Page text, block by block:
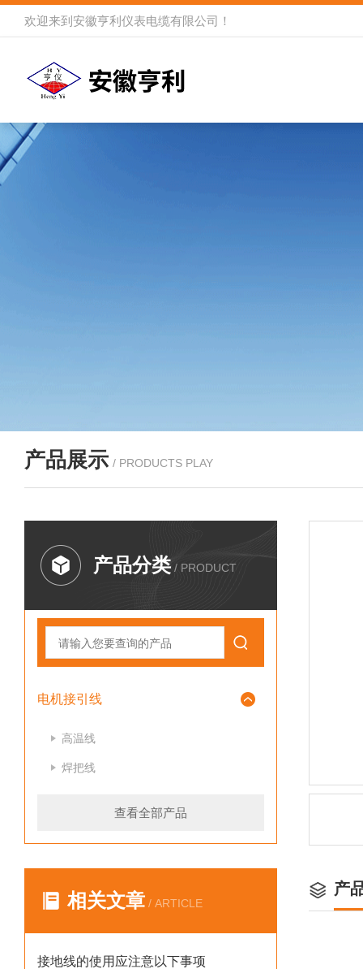
欢迎来到 安徽亨利仪表电缆有限公司 ！
产品展示 / PRODUCTS PLAY
产品分类 / PRODUCT
电机接引线
高温线
焊把线
查看全部产品
相关文章 / ARTICLE
接地线的使用应注意以下事项
产